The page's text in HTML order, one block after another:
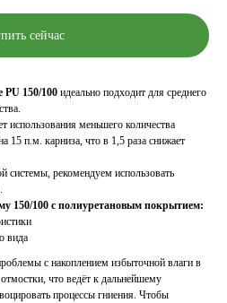
сейчас
PU 150/100 идеально подходит для среднего
использования меньшего количества
15 п.м. карниза, что в 1,5 раза снижает
системы, рекомендуем использовать
150/100 с полиуретановым покрытием:
вида
с накоплением избыточной влаги в
что ведёт к дальнейшему
процессы гниения. Чтобы